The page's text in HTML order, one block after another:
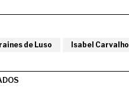
de Luso Isabel Carvalho